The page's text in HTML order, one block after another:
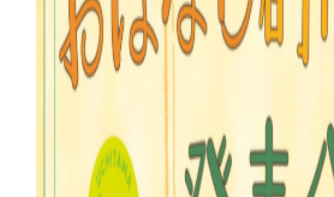
Eeそろばん
開講のお知らせ